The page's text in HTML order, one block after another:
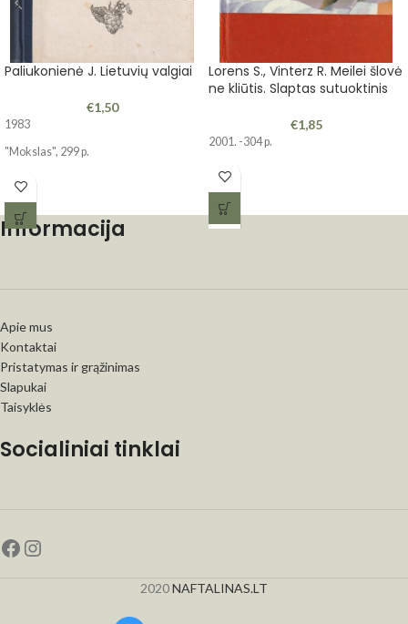
Paliukonienė J. Lietuvių valgiai
€1,50
1983
"Mokslas", 299 p.
Lorens S., Vinterz R. Meilei šlovė
ne kliūtis. Slaptas sutuoktinis
€1,85
2001. -304 p.
Informacija
Apie mus
Kontaktai
Pristatymas ir grąžinimas
Slapukai
Taisyklės
Socialiniai tinklai
2020NAFTALINAS.LT